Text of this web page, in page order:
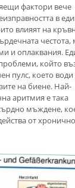
фактори вече
в
влияят на
и оплаквания.
който
пулс, което
на биене. Най-
аритмия е така
мъждене,
от